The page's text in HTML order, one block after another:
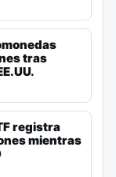
tras
registra
mientras